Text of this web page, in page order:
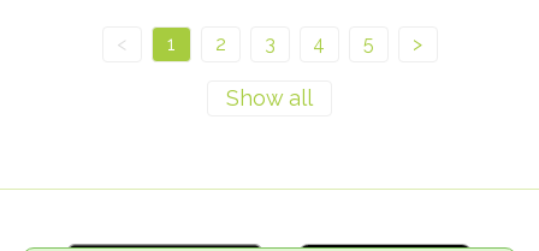
< 1 2 3 4 5 >